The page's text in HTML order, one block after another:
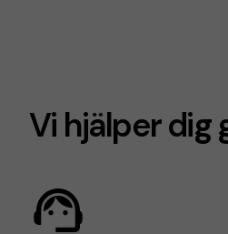
Vi hjälper dig